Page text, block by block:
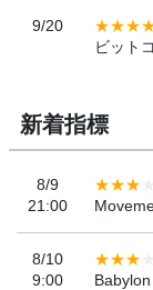
9/20
ビット
新着指標
8/9
21:00
8/10
9:00